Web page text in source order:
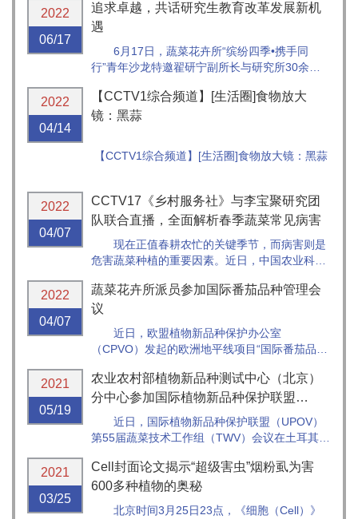
场“水稻广谱抗病机制—信号、驯化与育种应
用”精彩学术报告。蔬菜花卉所所长张友军、副所
2022
06/17
追求卓越，共话研究生教育改革发展新机
遇
6月17日，蔬菜花卉所“缤纷四季•携手同
行”青年沙龙特邀翟研宁副所长与研究所30余位
遵循和行动方向，分享研究生教育指导中的心得
感悟。
2022
04/14
【CCTV1综合频道】[生活圈]食物放大
镜：黑蒜
【CCTV1综合频道】[生活圈]食物放大镜：黑蒜
2022
04/07
CCTV17《乡村服务社》与李宝聚研究团
队联合直播，全面解析春季蔬菜常见病害
现在正值春耕农忙的关键季节，而病害则是
危害蔬菜种植的重要因素。近日，中国农业科学
员应邀做客CCTV-17《乡村服务社》，科普蔬菜
病害知识以及防控方法，知名央视主持人张程以
2022
04/07
蔬菜花卉所派员参加国际番茄品种管理会
议
近日，欧盟植物新品种保护办公室
（CPVO）发起的欧洲地平线项目“国际番茄品种
harmonisation and validation of a SNP set for
the man...
2021
05/19
农业农村部植物新品种测试中心（北京）
分中心参加国际植物新品种保护联盟
（UPOV）第5...
近日，国际植物新品种保护联盟（UPOV）
第55届蔬菜技术工作组（TWV）会议在土耳其安
频会议方式召开。
2021
03/25
Cell封面论文揭示“超级害虫”烟粉虱为害
600多种植物的奥秘
北京时间3月25日23点，《细胞（Cell）》